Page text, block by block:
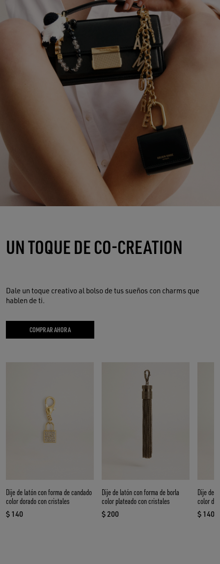
UN TOQUE DE CO-CREATION
Dale un toque creativo al bolso de tus sueños con charms que
hablen de ti.
COMPRAR AHORA
Dije de latón con forma de candado
color dorado con cristales
$ 140
precio actual $ 140
Dije de latón con forma de borla
color plateado con cristales
$ 200
precio actual $ 200
Dije de
color
$ 140